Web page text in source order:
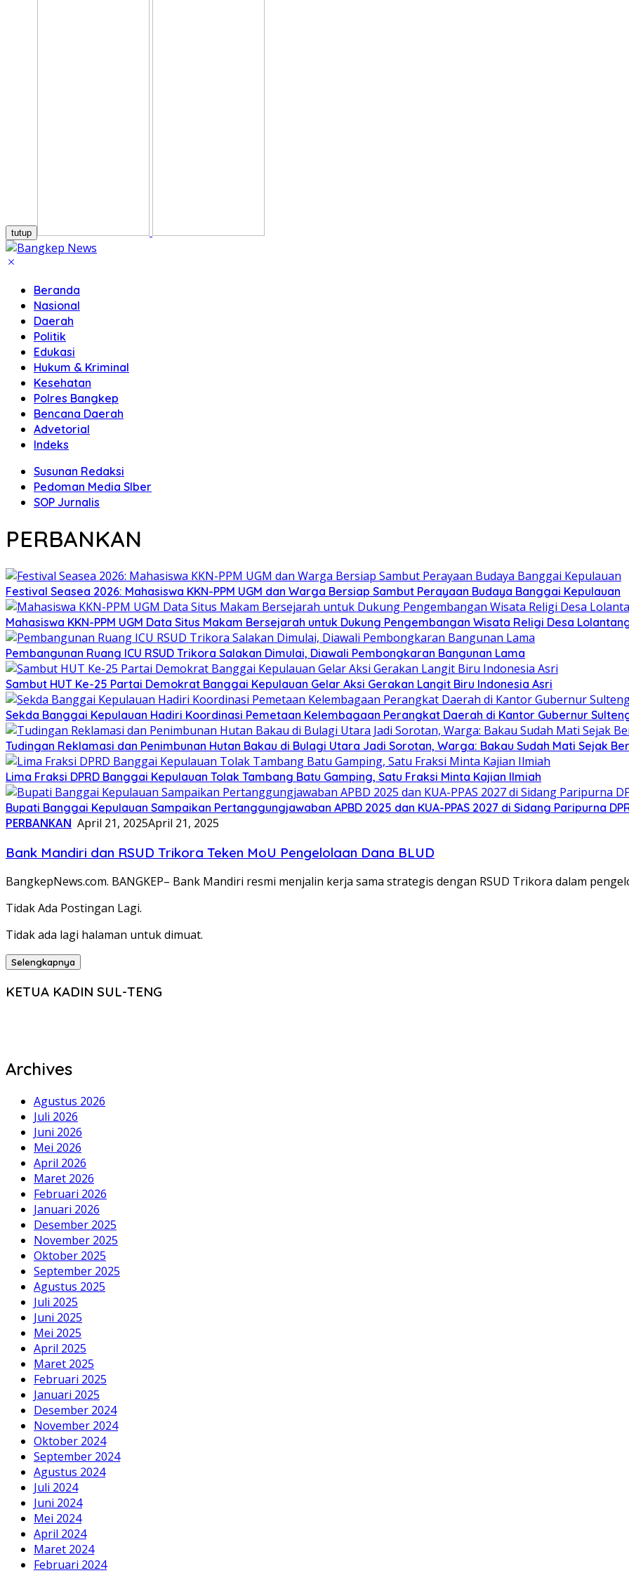
tutup
Beranda
Nasional
Daerah
Politik
Edukasi
Hukum & Kriminal
Kesehatan
Polres Bangkep
Bencana Daerah
Advetorial
Indeks
Susunan Redaksi
Pedoman Media SIber
SOP Jurnalis
PERBANKAN
Festival Seasea 2026: Mahasiswa KKN-PPM UGM dan Warga Bersiap Sambut Perayaan Budaya Banggai Kepulauan
Mahasiswa KKN-PPM UGM Data Situs Makam Bersejarah untuk Dukung Pengembangan Wisata Religi Desa
Pembangunan Ruang ICU RSUD Trikora Salakan Dimulai, Diawali Pembongkaran Bangunan Lama
Sambut HUT Ke-25 Partai Demokrat Banggai Kepulauan Gelar Aksi Gerakan Langit Biru Indonesia Asri
Sekda Banggai Kepulauan Hadiri Koordinasi Pemetaan Kelembagaan Perangkat Daerah di Kantor Gubernur
Tudingan Reklamasi dan Penimbunan Hutan Bakau di Bulagi Utara Jadi Sorotan, Warga: Bakau Sudah Mati Sejak
Lima Fraksi DPRD Banggai Kepulauan Tolak Tambang Batu Gamping, Satu Fraksi Minta Kajian Ilmiah
Bupati Banggai Kepulauan Sampaikan Pertanggungjawaban APBD 2025 dan KUA-PPAS 2027 di Sidang Paripurna
PERBANKAN April 21, 2025April 21, 2025
Bank Mandiri dan RSUD Trikora Teken MoU Pengelolaan Dana BLUD
BangkepNews.com. BANGKEP– Bank Mandiri resmi menjalin kerja sama strategis dengan RSUD Trikora dalam
Tidak Ada Postingan Lagi.
Tidak ada lagi halaman untuk dimuat.
Selengkapnya
KETUA KADIN SUL-TENG
Archives
Agustus 2026
Juli 2026
Juni 2026
Mei 2026
April 2026
Maret 2026
Februari 2026
Januari 2026
Desember 2025
November 2025
Oktober 2025
September 2025
Agustus 2025
Juli 2025
Juni 2025
Mei 2025
April 2025
Maret 2025
Februari 2025
Januari 2025
Desember 2024
November 2024
Oktober 2024
September 2024
Agustus 2024
Juli 2024
Juni 2024
Mei 2024
April 2024
Maret 2024
Februari 2024